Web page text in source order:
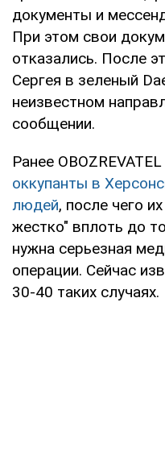
документы и
При этом свои
отказались. После
Сергея в зеленый
неизвестном
сообщении.
Ранее
оккупанты в
людей, после чего
жестко" вплоть до
нужна серьезная
операции. Сейчас
30-40 таких случаях.